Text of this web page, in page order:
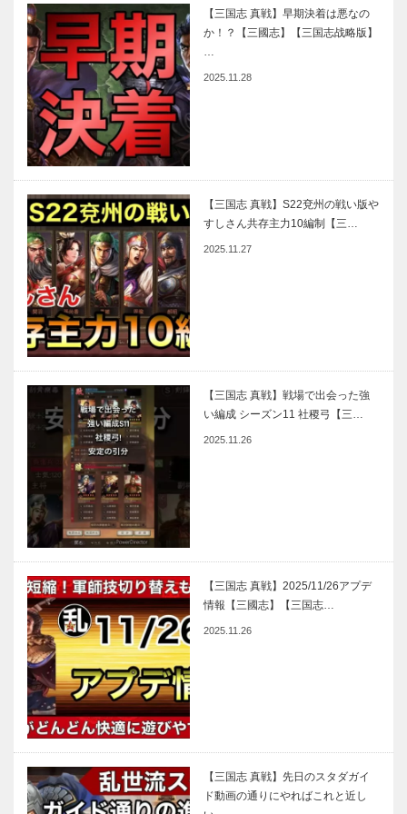
【三国志 真戦】早期決着は悪なの
か！？【三國志】【三国志战略版】
…
2025.11.28
【三国志 真戦】S22兗州の戦い版や
すしさん共存主力10編制【三…
2025.11.27
【三国志 真戦】戦場で出会った強
い編成 シーズン11 社稷弓【三…
2025.11.26
【三国志 真戦】2025/11/26アプデ
情報【三國志】【三国志…
2025.11.26
【三国志 真戦】先日のスタダガイ
ド動画の通りにやればこれと近し